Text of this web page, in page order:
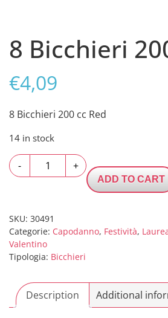
8 Bicchieri
€4,09
8 Bicchieri 200 cc Red
14 in stock
-
Bicchieri
Red
quantity
+
ADD TO CART
SKU: 30491
Categorie: Capodanno, Festività,
Valentino
Tipologia: Bicchieri
Description Additional